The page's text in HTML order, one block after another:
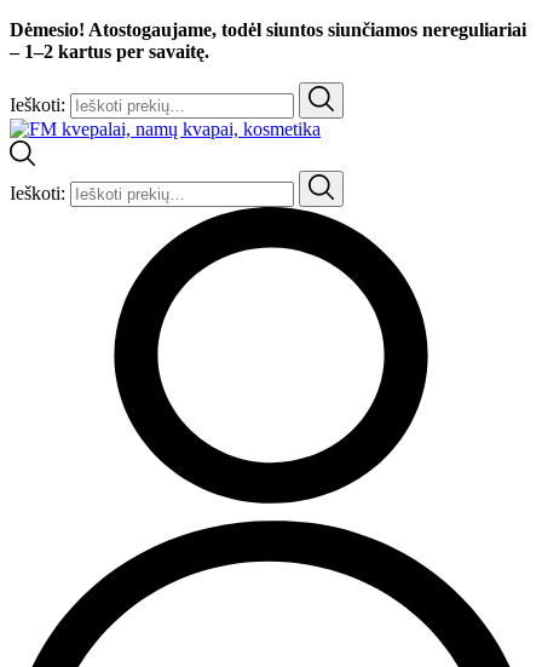
Dėmesio! Atostogaujame, todėl siuntos siunčiamos nereguliariai
– 1–2 kartus per savaitę.
Ieškoti:
Ieškoti: